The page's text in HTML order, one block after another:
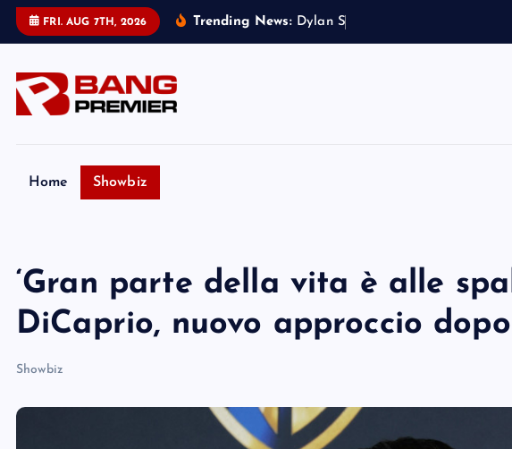
FRI. AUG 7TH, 2026 Trending News: Dy la n S
Home Showbiz
‘Gran parte della vita è alle
DiCaprio, nuovo approccio
Showbiz